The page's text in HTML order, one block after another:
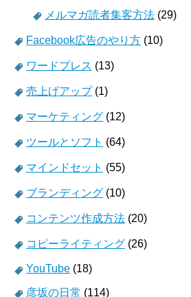
メルマガ読者集客方法 (29)
Facebook広告のやり方 (10)
ワードプレス (13)
売上げアップ(1)
マーケティング (12)
ツールとソフト (64)
マインドセット (55)
ブランディング (10)
コンテンツ作成方法 (20)
コピーライティング (26)
YouTube (18)
彦坂の日常 (114)